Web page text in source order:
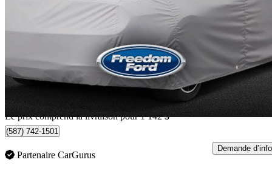
97 061 km
Aucune
Livraison à domicile de Edmonton, AB
Le prix comprend la livraison pour 1 142 $
(587) 742-1501
Partenaire CarGurus
Demande d’info